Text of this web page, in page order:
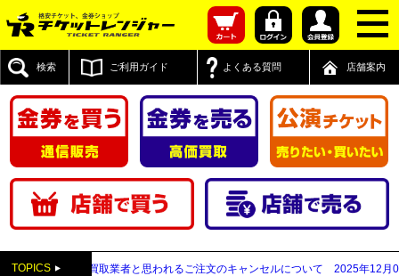
検索 ご利用ガイド よくある質問 店舗案内
TOPICS
先が先払い買取業者と思われるご注文のキャンセルについて 2025年12月05日